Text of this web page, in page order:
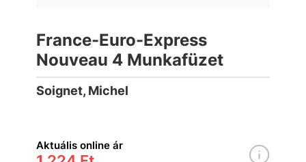
France-Euro-Express
Nouveau 4 Munkafüzet
Soignet, Michel
Aktuális online ár